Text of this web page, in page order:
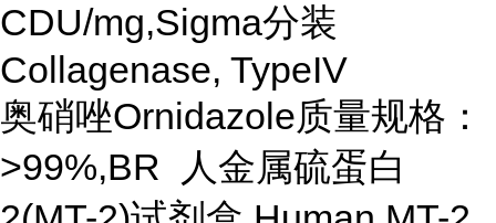
CDU/mg,Sigma分装
Collagenase, TypeIV
奥硝唑Ornidazole质量规格：
>99%,BR 人金属硫蛋白